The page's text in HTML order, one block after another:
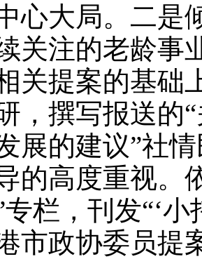
心大局。 二是
关注的老龄事
关提案的基础
，撰写报送的
展的建议”社
的高度重视。
专栏，刊发“‘
市政协委员提